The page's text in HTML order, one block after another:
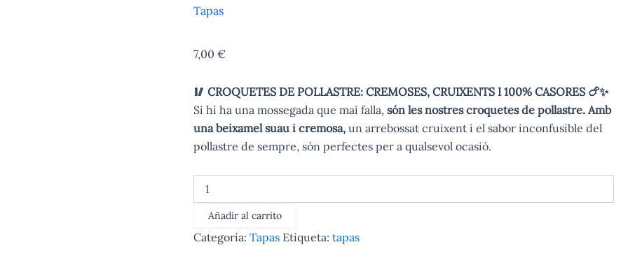
Tapas
7,00€
🥢 CROQUETES DE POLLASTRE: CREMOSES, CRUIXENTS I 100% CASORES 🍗✨
Si hi ha una mossegada que mai falla, són les nostres croquetes de pollastre. Amb
una beixamel suau i cremosa, un arrebossat cruixent i el sabor inconfusible del
pollastre de sempre, són perfectes per a qualsevol ocasió.
pollastre
cantidad
Añadir al carrito
Categoría:Tapas Etiqueta:tapas